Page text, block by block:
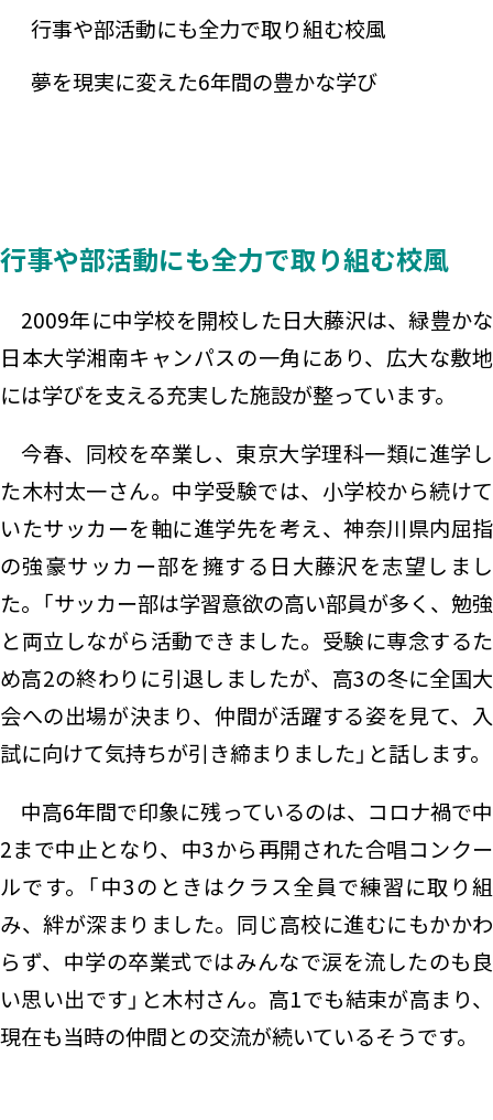
行事や部活動にも全力で取り組む校風
夢を現実に変えた6年間の豊かな学び
行事や部活動にも全力で取り組む校風
2009年に中学校を開校した日大藤沢は、緑豊かな
日本大学湘南キャンパスの一角にあり、広大な敷地
には学びを支える充実した施設が整っています。
今春、同校を卒業し、東京大学理科一類に進学し
た木村太一さん。中学受験では、小学校から続けて
いたサッカーを軸に進学先を考え、神奈川県内屈指
の強豪サッカー部を擁する日大藤沢を志望しまし
た。「サッカー部は学習意欲の高い部員が多く、勉強
と両立しながら活動できました。受験に専念するた
め高2の終わりに引退しましたが、高3の冬に全国大
会への出場が決まり、仲間が活躍する姿を見て、入
試に向けて気持ちが引き締まりました」と話します。
中高6年間で印象に残っているのは、コロナ禍で中
2まで中止となり、中3から再開された合唱コンクー
ルです。「中3のときはクラス全員で練習に取り組
み、絆が深まりました。同じ高校に進むにもかかわ
らず、中学の卒業式ではみんなで涙を流したのも良
い思い出です」と木村さん。高1でも結束が高まり、
現在も当時の仲間との交流が続いているそうです。